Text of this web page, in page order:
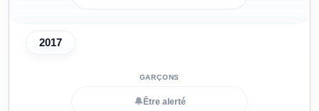
2017
🔔 Être alerté